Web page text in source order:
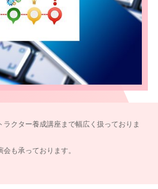
クター養成講座まで幅広く扱っておりま
も承っております。